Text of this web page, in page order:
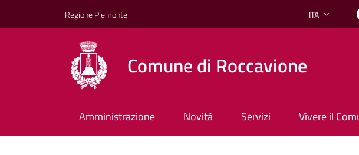
Regione Piemonte Lingua attiva:
ITA
Comune di Roccavione
Amministrazione Novità Servizi Vivere il